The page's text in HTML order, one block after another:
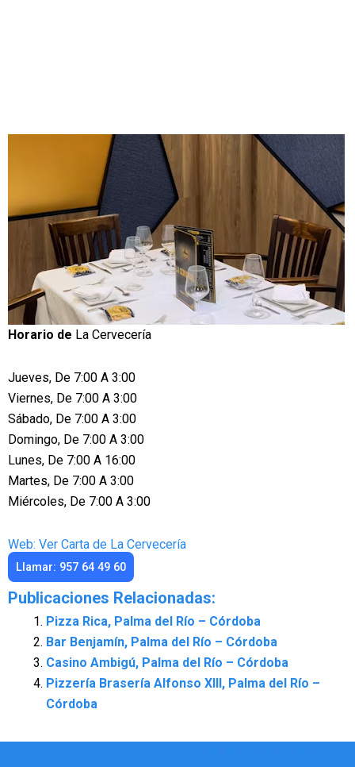
Horario de La Cervecería
Jueves, De 7:00 A 3:00
Viernes, De 7:00 A 3:00
Sábado, De 7:00 A 3:00
Domingo, De 7:00 A 3:00
Lunes, De 7:00 A 16:00
Martes, De 7:00 A 3:00
Miércoles, De 7:00 A 3:00
Web: Ver Carta de La Cervecería
Llamar: 957 64 49 60
Publicaciones Relacionadas:
Pizza Rica, Palma del Río – Córdoba
Bar Benjamín, Palma del Río – Córdoba
Casino Ambigú, Palma del Río – Córdoba
Pizzería Brasería Alfonso XIII, Palma del Río –
Córdoba